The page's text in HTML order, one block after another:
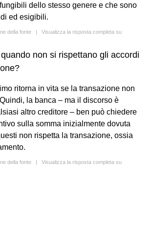
dello stesso genere e che sono
ed esigibili.
della fonte | Visualizza la risposta completa su
non si rispettano gli accordi
ritorna in vita se la transazione non
la banca – ma il discorso è
altro creditore – ben può chiedere
sulla somma inizialmente dovuta
non rispetta la transazione, ossia
della fonte | Visualizza la risposta completa su